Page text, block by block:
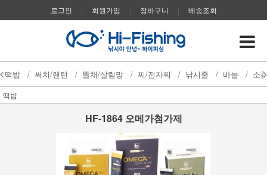
로그인 | 회원가입 | 장바구니 | 배송조회
떡밥 / 써치/랜턴 / 뜰채/살림망 / 찌/전자찌 / 낚시줄 / 바늘 / 소
떡밥
HF-1864 오메가첨가제